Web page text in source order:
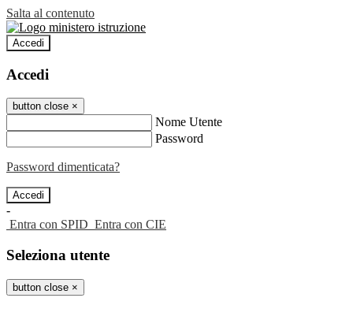
Salta al contenuto
Accedi
Accedi
button close ×
Nome Utente
Password
Password dimenticata?
-
Entra con SPID Entra con CIE
Seleziona utente
button close ×